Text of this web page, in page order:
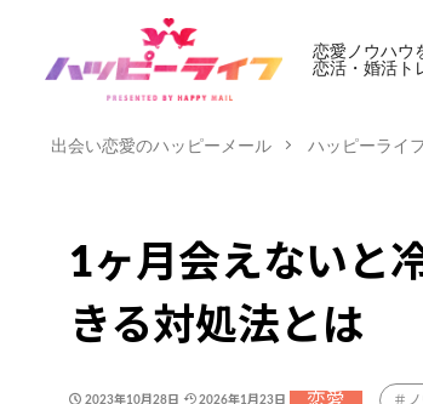
恋愛ノウハウ
恋活・婚活ト
出会い恋愛のハッピーメール ハッピーライフ
1ヶ月会えないと
きる対処法とは
2023年10月28日 2026年1月23日 恋愛